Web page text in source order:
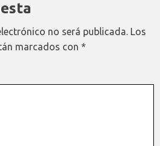
no será publicada. Los
marcados con *